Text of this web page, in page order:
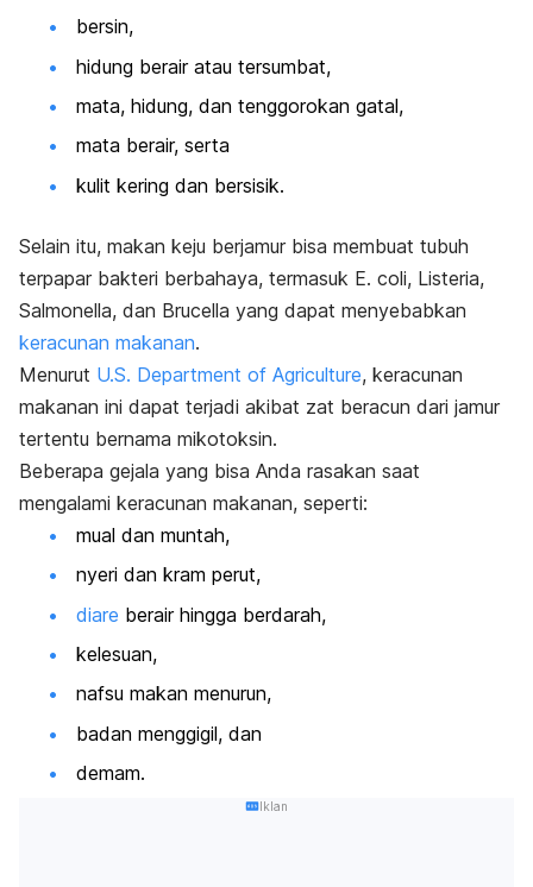
bersin,
hidung berair atau tersumbat,
mata, hidung, dan tenggorokan gatal,
mata berair, serta
kulit kering dan bersisik.
Selain itu, makan keju berjamur bisa membuat tubuh
terpapar bakteri berbahaya, termasuk E. coli, Listeria,
Salmonella, dan Brucella yang dapat menyebabkan
keracunan makanan.
Menurut U.S. Department of Agriculture, keracunan
makanan ini dapat terjadi akibat zat beracun dari jamur
tertentu bernama mikotoksin.
Beberapa gejala yang bisa Anda rasakan saat
mengalami keracunan makanan, seperti:
mual dan muntah,
nyeri dan kram perut,
diare berair hingga berdarah,
kelesuan,
nafsu makan menurun,
badan menggigil, dan
demam.
Iklan